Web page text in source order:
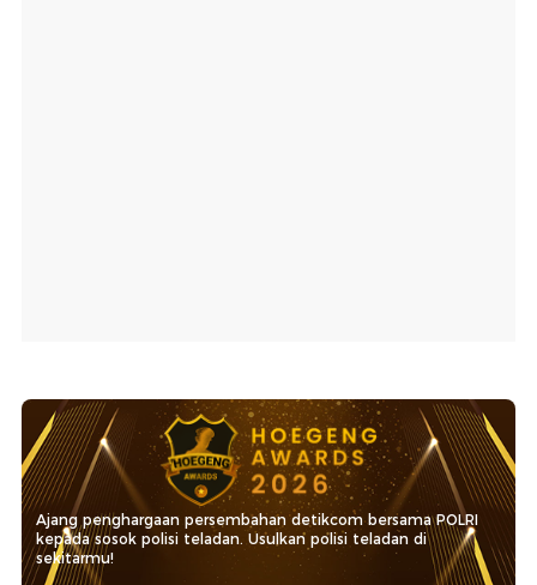
Ajang penghargaan persembahan detikcom bersama POLRI
kepada sosok polisi teladan. Usulkan polisi teladan di
sekitarmu!